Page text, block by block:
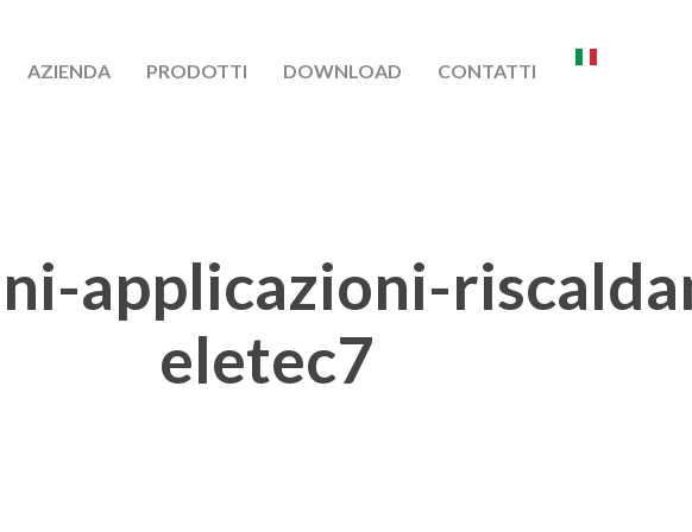
AZIENDA PRODOTTI DOWNLOAD CONTATTI
applicazioni-
eletec7